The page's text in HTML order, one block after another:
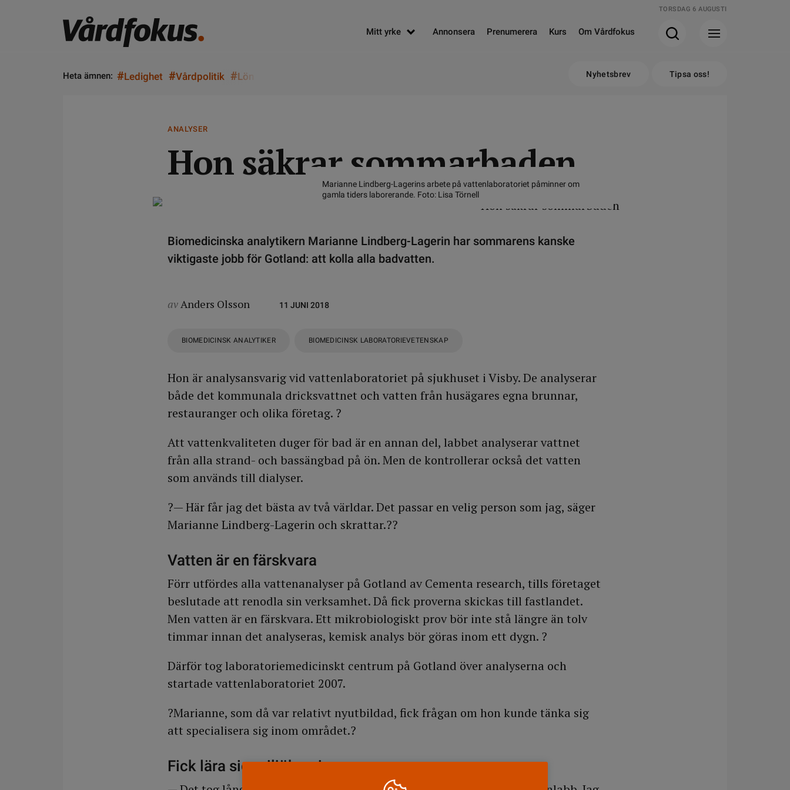
TORSDAG 6 AUGUSTI
Mitt yrke Annonsera Prenumerera Kurs Om Vårdfokus
Heta ämnen: #Ledighet #Vårdpolitik #Lön Nyhetsbrev Tipsa oss!
ANALYSER
Hon säkrar sommarbaden
Marianne Lindberg-Lagerins arbete på vattenlaboratoriet påminner om
gamla tiders laborerande. Foto: Lisa Törnell
Biomedicinska analytikern Marianne Lindberg-Lagerin har sommarens kanske
viktigaste jobb för Gotland: att kolla alla badvatten.
avAnders Olsson 11 JUNI 2018
BIOMEDICINSK ANALYTIKER BIOMEDICINSK LABORATORIEVETENSKAP
Hon är analysansvarig vid vattenlaboratoriet på sjukhuset i Visby. De analyserar
både det kommunala dricksvattnet och vatten från husägares egna brunnar,
restauranger och olika företag. ?
Att vattenkvaliteten duger för bad är en annan del, labbet analyserar vattnet
från alla strand- och bassängbad på ön. Men de kontrollerar också det vatten
som används till dialyser.
?— Här får jag det bästa av två världar. Det passar en velig person som jag, säger
Marianne Lindberg-Lagerin och skrattar.??
Vatten är en färskvara
Förr utfördes alla vattenanalyser på Gotland av Cementa research, tills företaget
beslutade att renodla sin verksamhet. Då fick proverna skickas till fastlandet.
Men vatten är en färskvara. Ett mikrobiologiskt prov bör inte stå längre än tolv
timmar innan det analyseras, kemisk analys bör göras inom ett dygn. ?
Därför tog laboratoriemedicinskt centrum på Gotland över analyserna och
startade vattenlaboratoriet 2007.
?Marianne, som då var relativt nyutbildad, fick frågan om hon kunde tänka sig
att specialisera sig inom området.?
Fick lära sig miljökemi